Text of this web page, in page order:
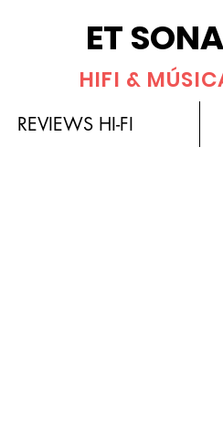
ET SONA
HIFI &
REVIEWS HI-FI